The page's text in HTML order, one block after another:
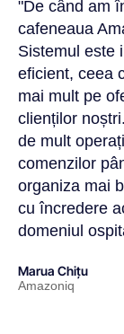
"De când am
cafeneaua
Sistemul este
eficient, ceea
mai mult pe
clienților
de mult
comenzilor
organiza mai
cu încredere
domeniul
Marua Chițu
Amazoniq